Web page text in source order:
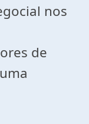
nos
de